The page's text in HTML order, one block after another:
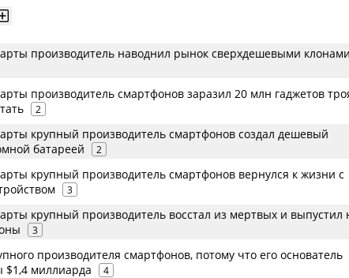
производитель наводнил рынок сверхдешевыми
производитель смартфонов заразил 20 млн гаджетов
2
крупный производитель смартфонов создал дешевый
батареей
2
крупный производитель смартфонов вернулся к жизни с
3
крупный производитель восстал из мертвых и выпустил
3
производителя смартфонов, потому что его основатель
$1,4 миллиарда
4